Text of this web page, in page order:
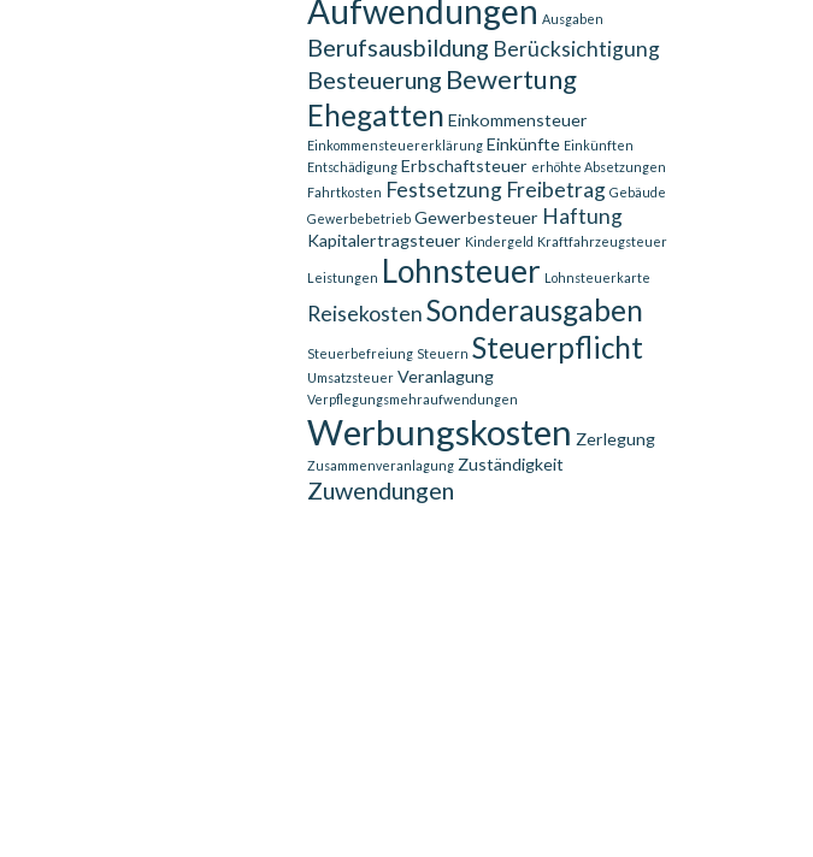
Aufwendungen Ausgaben
Berufsausbildung Berücksichtigung
Besteuerung Bewertung
Ehegatten Einkommensteuer
Einkommensteuererklärung Einkünfte Einkünften
Entschädigung Erbschaftsteuer erhöhte Absetzungen
Fahrtkosten Festsetzung Freibetrag Gebäude
Gewerbebetrieb Gewerbesteuer Haftung
Kapitalertragsteuer Kindergeld Kraftfahrzeugsteuer
Leistungen Lohnsteuer Lohnsteuerkarte
ReisekostenSonderausgaben
Steuerbefreiung Steuern Steuerpflicht
Umsatzsteuer Veranlagung
Verpflegungsmehraufwendungen
Werbungskosten Zerlegung
Zusammenveranlagung Zuständigkeit
Zuwendungen